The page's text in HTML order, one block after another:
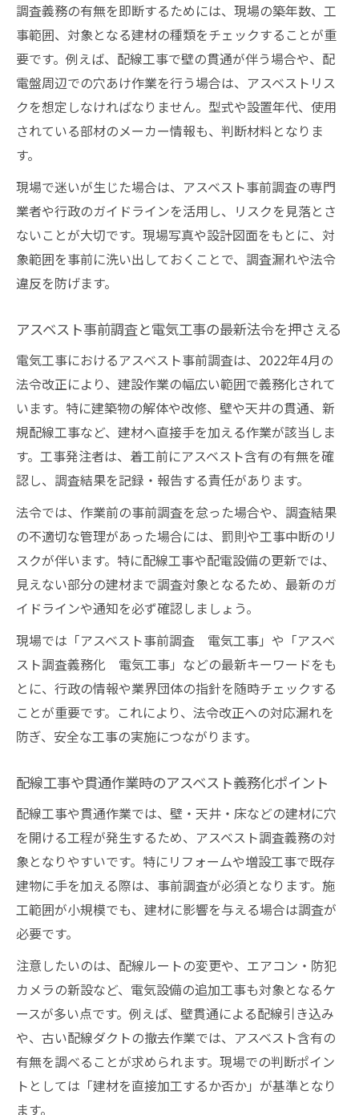
務ポイント
築年数や施工範囲とアスベスト調査の判断
材料
電気工事のアスベスト調査義務を見逃さな
い方法
配線工事で迷うアスベストの調査義務と範囲
範囲
天井裏や壁貫通部の電気工事とアスベスト
調査
低圧ケーブル工事で注意すべきアスベスト
の有無
電気工事の現場でレベル3アスベスト対応の
配電設備・ブレーカー周辺のアスベスト確
認手順
電気設備で考慮すべきアスベスト対応の基礎知
識
電気設備にアスベストが使われる主な事例
アスベストレベル3対応が求められる電気工
事例
配電盤・ケーブルのアスベスト有無を見分
ける視点
電気設備工事で実践すべきアスベスト対策
の基本
アスベスト事前調査で役立つ電気工事チェ
ックリスト
ブレーカー周辺のアスベストリスクと実務対策
用箇所
電気工事現場でのアスベストリスク判断ポ
イント
アスベスト事前調査の実務フローと電気工
事の関係
ブレーカー周辺配線工事でのアスベスト対
電気設備改修時にアスベストを見逃さない
実践例
工事停止を防ぐアスベスト調査のポイント解説
電気工事で工事停止を防ぐアスベスト調査
の進め方
調査義務違反による電気工事中断リスクを
調査義務の有無を即断するためには、現場の築年数、工
事範囲、対象となる建材の種類をチェックすることが重
要です。例えば、配線工事で壁の貫通が伴う場合や、配
電盤周辺での穴あけ作業を行う場合は、アスベストリス
クを想定しなければなりません。型式や設置年代、使用
されている部材のメーカー情報も、判断材料となりま
す。
現場で迷いが生じた場合は、アスベスト事前調査の専門
業者や行政のガイドラインを活用し、リスクを見落とさ
ないことが大切です。現場写真や設計図面をもとに、対
象範囲を事前に洗い出しておくことで、調査漏れや法令
違反を防げます。
アスベスト事前調査と電気工事の最新法令を押さえる
電気工事におけるアスベスト事前調査は、2022年4月の
法令改正により、建設作業の幅広い範囲で義務化されて
います。特に建築物の解体や改修、壁や天井の貫通、新
規配線工事など、建材へ直接手を加える作業が該当しま
す。工事発注者は、着工前にアスベスト含有の有無を確
認し、調査結果を記録・報告する責任があります。
法令では、作業前の事前調査を怠った場合や、調査結果
の不適切な管理があった場合には、罰則や工事中断のリ
スクが伴います。特に配線工事や配電設備の更新では、
見えない部分の建材まで調査対象となるため、最新のガ
イドラインや通知を必ず確認しましょう。
現場では「アスベスト事前調査 電気工事」や「アスベ
スト調査義務化 電気工事」などの最新キーワードをも
とに、行政の情報や業界団体の指針を随時チェックする
ことが重要です。これにより、法令改正への対応漏れを
防ぎ、安全な工事の実施につながります。
配線工事や貫通作業時のアスベスト義務化ポイント
配線工事や貫通作業では、壁・天井・床などの建材に穴
を開ける工程が発生するため、アスベスト調査義務の対
象となりやすいです。特にリフォームや増設工事で既存
建物に手を加える際は、事前調査が必須となります。施
工範囲が小規模でも、建材に影響を与える場合は調査が
必要です。
注意したいのは、配線ルートの変更や、エアコン・防犯
カメラの新設など、電気設備の追加工事も対象となるケ
ースが多い点です。例えば、壁貫通による配線引き込み
や、古い配線ダクトの撤去作業では、アスベスト含有の
有無を調べることが求められます。現場での判断ポイン
トとしては「建材を直接加工するか否か」が基準となり
ます。